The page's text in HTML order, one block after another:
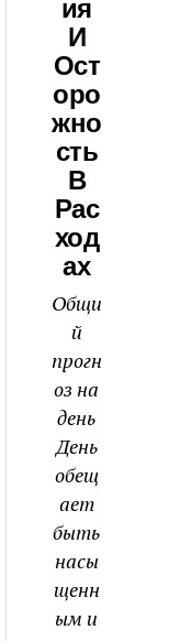
Ия
И
Ост
Оро
Жно
Сть
В
Рас
Ход
Ах
Общи
й
прогн
оз на
день
День
обещ
ает
быть
насы
щенн
ым и